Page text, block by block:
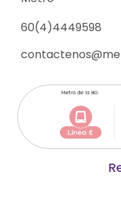
60(4)4449598